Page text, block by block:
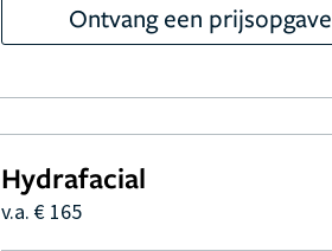
Ontvang een prijsopgave
Hydrafacial
v.a. € 165